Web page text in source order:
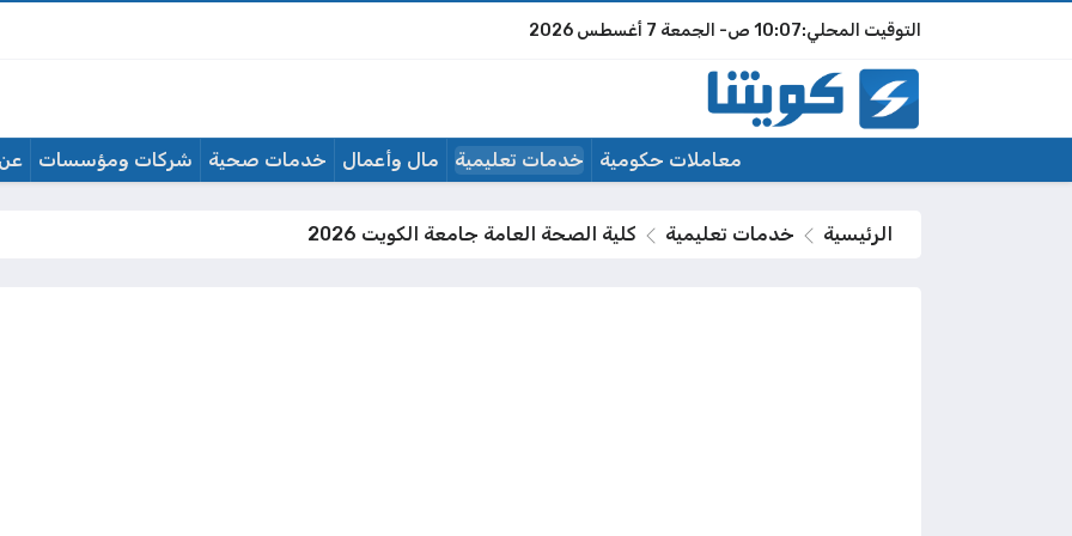
10:07 ص الجمعة 7 أغسطس 2026
معاملات حكومية خدمات تعليمية مال وأعمال خدمات صحية شركات ومؤسسات
الرئيسية خدمات تعليمية كلية الصحة العامة جامعة الكويت 2026